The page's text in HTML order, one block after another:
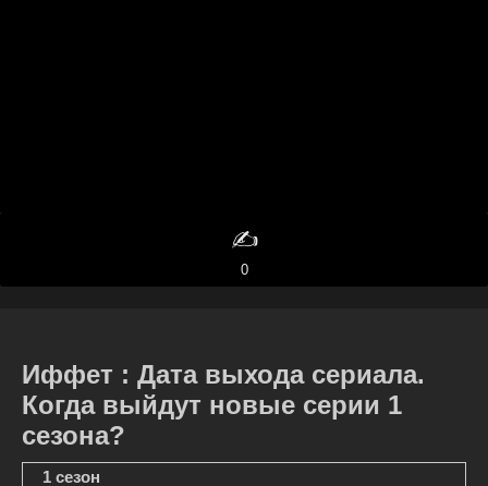
✍️
0
Иффет : Дата выхода сериала.
Когда выйдут новые серии 1
сезона?
1 сезон